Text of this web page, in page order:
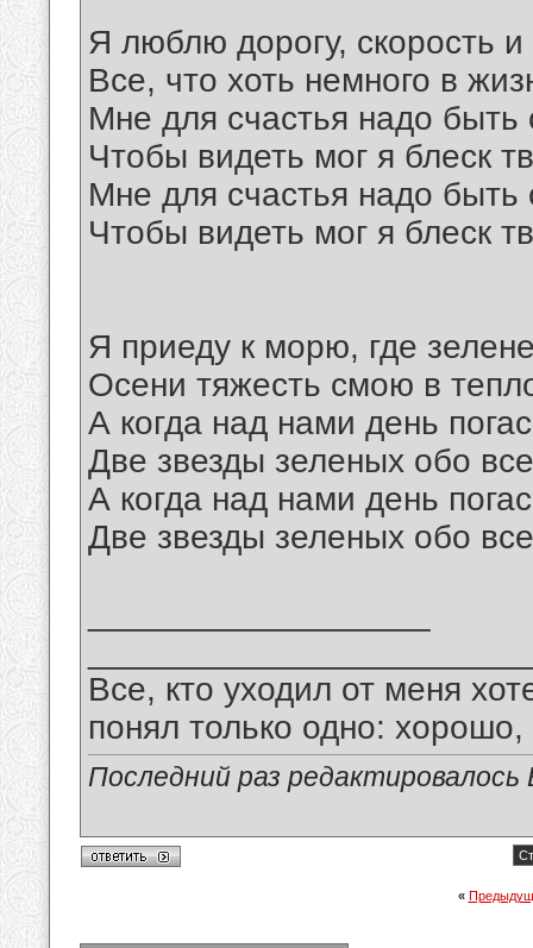
Я люблю дорогу, скорость
Все, что хоть немного в
Мне для счастья надо
Чтобы видеть мог я блеск
Мне для счастья надо
Чтобы видеть мог я блеск
Я приеду к морю, где
Осени тяжесть смою в
А когда над нами день
Две звезды зеленых обо
А когда над нами день
Две звезды зеленых обо
Все, кто уходил от меня
понял только одно:
Последний раз
«